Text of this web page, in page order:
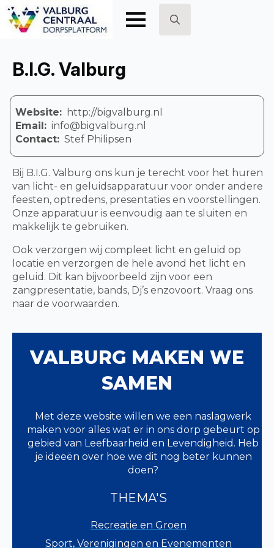
B.I.G. Valburg
Website: http://bigvalburg.nl
Email: info@bigvalburg.nl
Contact: Stef Philipsen
Bij B.I.G. Valburg ons kun je terecht voor het huren
van licht- en geluidsapparatuur voor onder andere
feesten, optredens, presentaties en voorstellingen.
Onze apparatuur is eenvoudig aan te sluiten en
makkelijk te gebruiken.
Ook verzorgen wij compleet licht en geluid op
locatie en verzorgen de hele avond het licht en
geluid. Dit kan bijvoorbeeld zijn voor een
zangpresentatie, bands, Dj’s enzovoort. Vraag ons
naar de voorwaarden.
VALBURG MAKEN WE
SAMEN
Met deze website willen we een naslagwerk
maken voor alles wat er in ons dorp gebeurt op
gebied van Leefbaarheid en Levendigheid. Heb
je ideeën over hoe we dit nog beter kunnen
doen?
THEMA'S
Recreatie en Groen
Sport, Verenigingen en Evenementen